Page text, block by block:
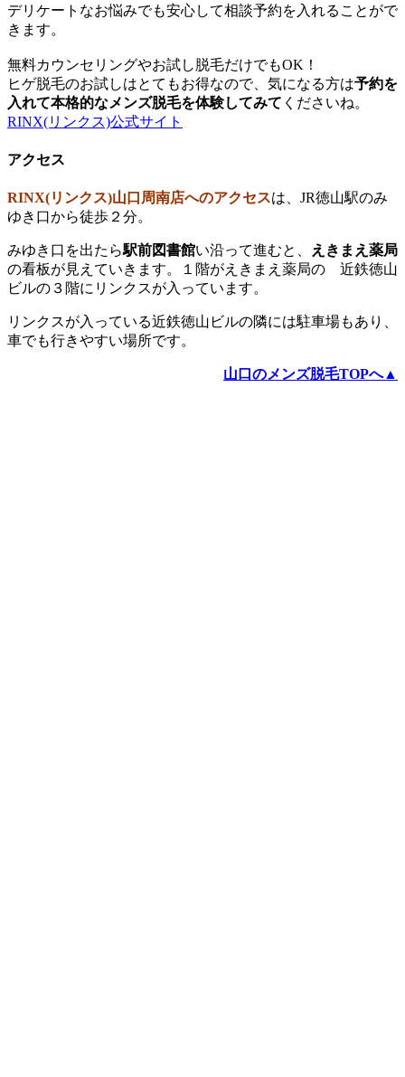
デリケートなお悩みでも安心して相談予約を入れることがで
きます。
無料カウンセリングやお試し脱毛だけでもOK！
ヒゲ脱毛のお試しはとてもお得なので、気になる方は予約を
入れて本格的なメンズ脱毛を体験してみて くださいね。
RINX(リンクス)公式サイト
アクセス
RINX(リンクス)山口周南店へのアクセスは、JR徳山駅のみ
ゆき口から徒歩２分。
みゆき口を出たら駅前図書館い沿って進むと、
えきまえ薬局
の看板が見えていきます。１階がえきまえ薬局の 近鉄徳山
ビルの３階にリンクスが入っています。
リンクスが入っている近鉄徳山ビルの隣には駐車場もあり、
車でも行きやすい場所です。
山口のメンズ脱毛TOPへ▲